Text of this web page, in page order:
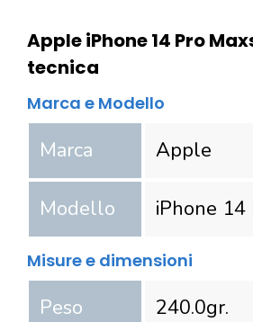
Apple iPhone 14 Pro Max
tecnica
Marca e Modello
Marca Apple
Modello iPhone 14
Misure e dimensioni
Peso 240.0gr.